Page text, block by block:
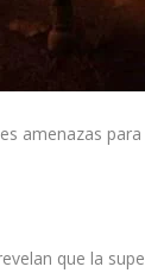
amenazas
que la